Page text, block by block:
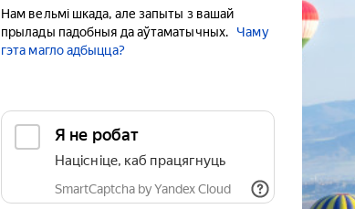
Нам вельмі шкада, але запыты з вашай
прылады падобныя да аўтаматычных.
Чаму
гэта магло адбыцца?
Я не робат
Націсніце, каб працягнуць
SmartCaptcha by Yandex Cloud